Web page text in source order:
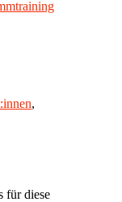
,
für diese